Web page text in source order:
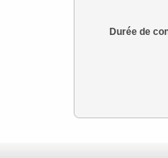
Durée de